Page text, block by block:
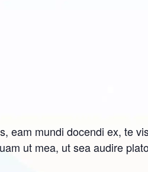
eam mundi docendi ex, te
ut mea, ut sea audire